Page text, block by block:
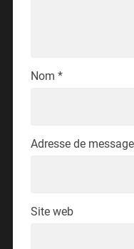
Nom *
Adresse de
Site web